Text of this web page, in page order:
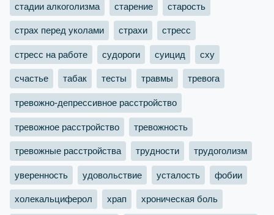
стадии алкоголизма старение старость
страх перед уколами страхи стресс
стресс на работе судороги суицид сху
счастье табак тесты травмы тревога
тревожно-депрессивное расстройство
тревожное расстройство тревожность
тревожные расстройства трудности трудоголизм
уверенность удовольствие усталость фобии
холекальциферол храп хроническая боль